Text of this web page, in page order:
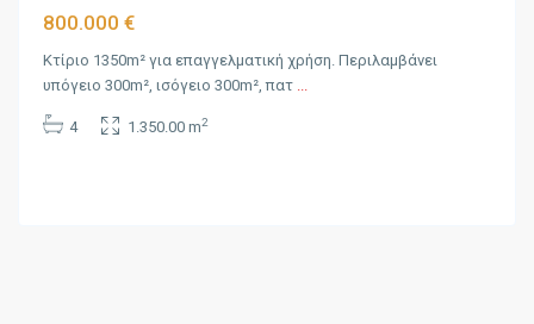
800.000 €
Κτίριο 1350m² για επαγγελματική χρήση. Περιλαμβάνει
υπόγειο 300m², ισόγειο 300m², πατ ...
4 1.350.00 m2